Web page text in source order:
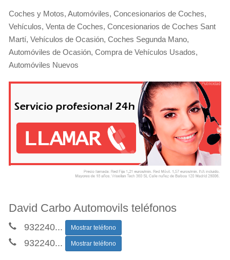
Coches y Motos, Automóviles, Concesionarios de Coches,
Vehículos, Venta de Coches, Concesionarios de Coches Sant
Martí, Vehículos de Ocasión, Coches Segunda Mano,
Automóviles de Ocasión, Compra de Vehículos Usados,
Automóviles Nuevos
David Carbo Automovils teléfonos
932240... Mostrar teléfono
932240... Mostrar teléfono